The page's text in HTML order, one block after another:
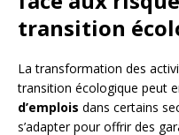
transition
La transformation des
transition écologique peut
d’emplois dans certains
s’adapter pour offrir des